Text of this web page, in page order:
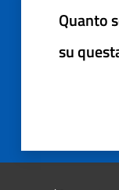
Quanto
su